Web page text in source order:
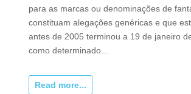
para as marcas ou denominações de
constituam alegações genéricas e que
antes de 2005 terminou a 19 de janeiro
como determinado…
Read more...